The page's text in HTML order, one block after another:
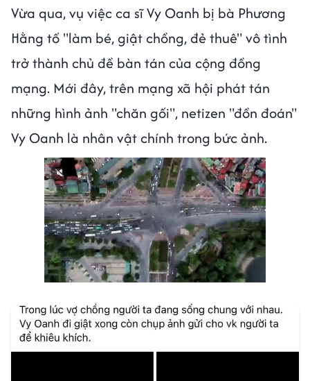
Vừa qua, vụ việc ca sĩ Vy Oanh bị bà Phương
Hằng tố "làm bé, giật chồng, đẻ thuê" vô tình
trở thành chủ đề bàn tán của cộng đồng
mạng. Mới đây, trên mạng xã hội phát tán
những hình ảnh "chăn gối", netizen "đồn đoán"
Vy Oanh là nhân vật chính trong bức ảnh.